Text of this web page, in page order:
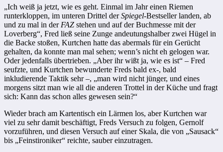
„Ich weiß ja jetzt, wie es geht. Einmal im Jahr einen Riemen
runterklop­pen, im unteren Drittel derSpiegel-Bestseller landen, ab
und zu mal in der FAZ ste­hen und auf der Buchmesse mit der
Loverberg“, Fred ließ seine Zun­ge an­deutungshalber zwei Hügel in
die Backe stoßen, Kurtchen hatte das abermals für ein Gerücht
gehalten, da konnte man mal sehen; wenn’s nicht eh gelogen war.
Oder jedenfalls übertrieben. „Aber ihr wißt ja, wie es ist“ – Fred
seufzte, und Kurtchen bewunderte Freds bald ex-, bald
inkludierende Taktik sehr –, „man wird nicht jünger, und eines
morgens sitzt man wie all die anderen Trottel in der Küche und fragt
sich: Kann das schon alles gewe­sen sein?“
Wieder brach am Kartentisch ein Lärmen los, aber Kurtchen war
viel zu sehr damit beschäftigt, Freds Versuch zu folgen, Gernolf
vorzuführen, und diesen Versuch auf einer Skala, die von „Sausack“
bis „Feinstironiker“ reichte, sau­ber ein­zutragen.